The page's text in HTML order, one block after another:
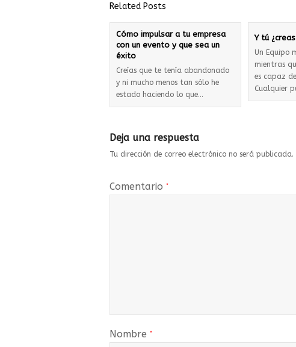
Related Posts
Cómo impulsar a tu empresa
con un evento y que sea un
éxito
Creías que te tenía abandonado
y ni mucho menos tan sólo he
estado haciendo lo que…
Y tú
Un Equipo
mientras
es capaz
Cualquier
Deja una respuesta
Tu dirección de correo electrónico no será publicada.
Comentario *
Nombre *